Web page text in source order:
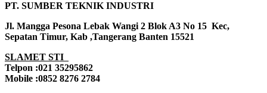
PT. SUMBER TEKNIK INDUSTRI
Jl. Mangga Pesona Lebak Wangi 2 Blok A3 No 15 Kec,
Sepatan Timur, Kab ,Tangerang Banten 15521
SLAMET STI
Telpon :021 35295862
Mobile :0852 8276 2784